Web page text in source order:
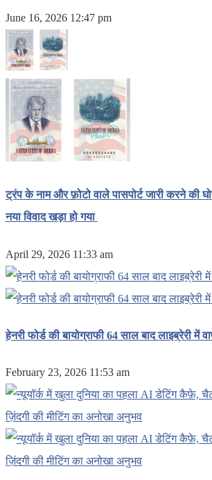
June 16, 2026 12:47 pm
ट्रंप के नाम और फ़ोटो वाले पासपोर्ट जारी करने
नया विवाद खड़ा हो गया
April 29, 2026 11:33 am
हेनरी फोर्ड की बायोग्राफी 64 साल बाद लाइब्रेरी में
February 23, 2026 11:53 am